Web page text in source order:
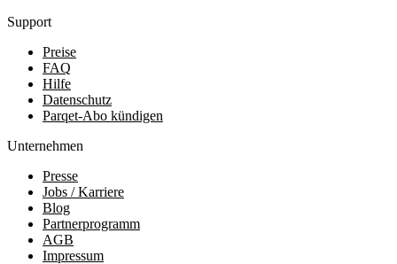
Support
Preise
FAQ
Hilfe
Datenschutz
Parqet-Abo kündigen
Unternehmen
Presse
Jobs / Karriere
Blog
Partnerprogramm
AGB
Impressum